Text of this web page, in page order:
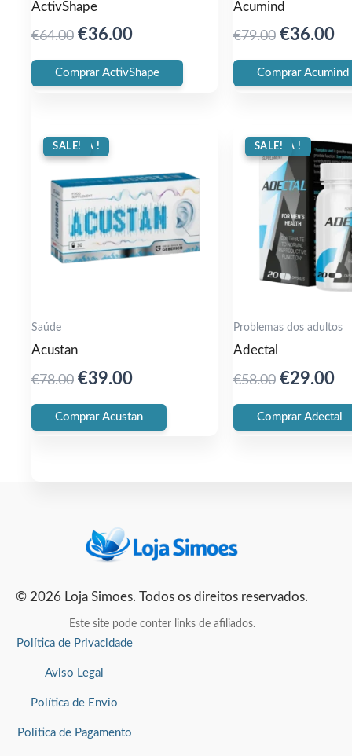
ActivShape
€64.00 Original
price
was:
€36.00Current
price
is:
Comprar ActivShape
Acumind
€79.00 Original
price
was:
€36.00
is:
Comprar Acumind
OFERTA !
SALE!
Saúde
Acustan
€78.00 Original
price
was:
€39.00Current
price
is:
Comprar Acustan
OFERTA !
SALE!
Problemas dos adultos
Adectal
€58.00 Original
price
was:
€29.00
is:
Comprar Adectal
© 2026 Loja Simoes. Todos os direitos reservados.
Este site pode conter links de afiliados.
Política de Privacidade
Aviso Legal
Política de Envio
Política de Pagamento